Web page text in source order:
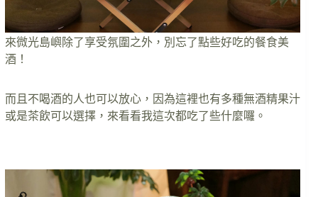
來微光島嶼除了享受氛圍之外，別忘了點些好吃的餐食美
酒！
而且不喝酒的人也可以放心，因為這裡也有多種無酒精果汁
或是茶飲可以選擇，來看看我這次都吃了些什麼囉。